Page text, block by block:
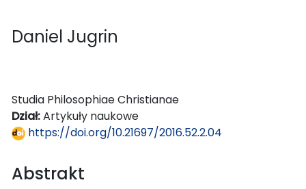
Daniel Jugrin
Studia Philosophiae Christianae
Dział:Artykuły naukowe
https://doi.org/10.21697/2016.52.2.04
Abstrakt